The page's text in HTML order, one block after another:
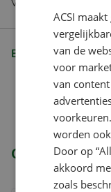
Vragen? Onze
Beschrijving
Gerelateerde
ACSI
van de
voor
van
worden
Door op
akkoord
zoals